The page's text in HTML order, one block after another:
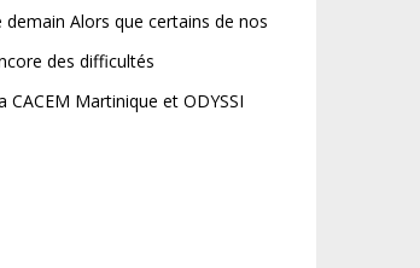
demain Alors que certains de nos
des difficultés
CACEM Martinique et ODYSSI